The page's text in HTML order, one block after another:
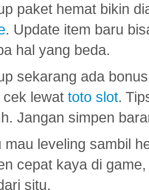
paket hemat bikin
. Update item baru
hal yang beda.
sekarang ada
lewat toto slot.
Jangan simpen
mau leveling sambil
cepat kaya di
situ.